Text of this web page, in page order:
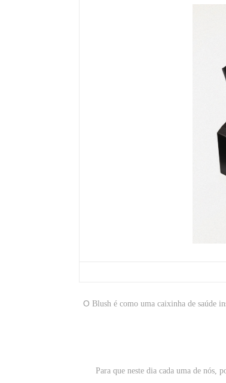
O Blush é como uma caixinha de saúde
Para que neste dia cada uma de nós,